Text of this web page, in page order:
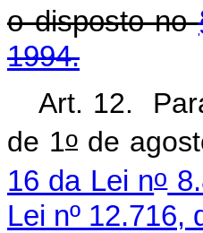
o disposto no
1994.
Art. 12.
de 1o de
16 da Lei no
Lei nº 12.716,